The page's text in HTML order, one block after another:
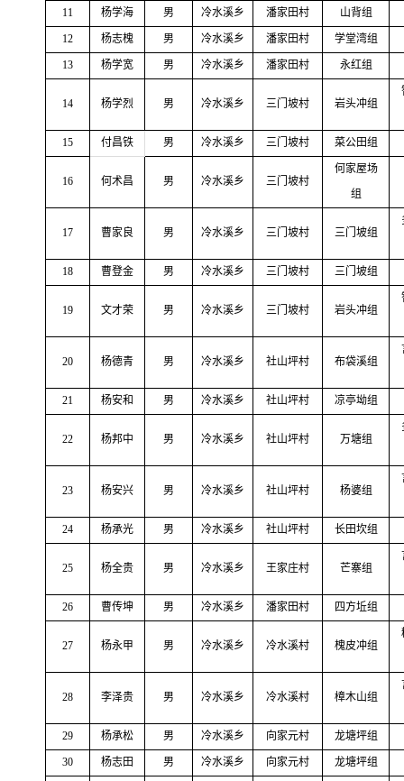
11 杨学海 男 冷水溪乡 潘家田村 山背组
12 杨志槐 男 冷水溪乡 潘家田村 学堂湾组
13 杨学宽 男 冷水溪乡 潘家田村 永红组
14 杨学烈 男 冷水溪乡 三门坡村 岩头冲组
15 付昌铁 男 冷水溪乡 三门坡村 菜公田组
16 何术昌 男 冷水溪乡 三门坡村
何家屋场
组
17 曹家良 男 冷水溪乡 三门坡村 三门坡组
18 曹登金 男 冷水溪乡 三门坡村 三门坡组
19 文才荣 男 冷水溪乡 三门坡村 岩头冲组
20 杨德青 男 冷水溪乡 社山坪村 布袋溪组
21 杨安和 男 冷水溪乡 社山坪村 凉亭坳组
22 杨邦中 男 冷水溪乡 社山坪村 万塘组
23 杨安兴 男 冷水溪乡 社山坪村 杨婆组
24 杨承光 男 冷水溪乡 社山坪村 长田坎组
25 杨全贵 男 冷水溪乡 王家庄村 芒寨组
26 曹传坤 男 冷水溪乡 潘家田村 四方坵组
27 杨永甲 男 冷水溪乡 冷水溪村 槐皮冲组
28 李泽贵 男 冷水溪乡 冷水溪村 樟木山组
29 杨承松 男 冷水溪乡 向家元村 龙塘坪组
30 杨志田 男 冷水溪乡 向家元村 龙塘坪组